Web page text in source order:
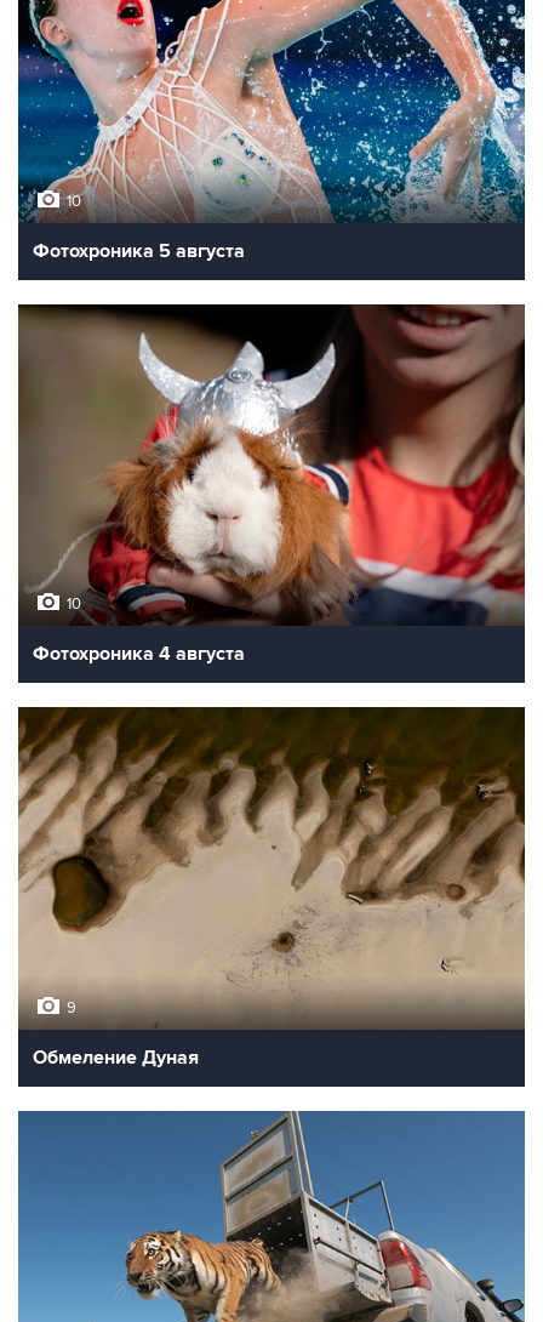
10
Фотохроника 5 августа
10
Фотохроника 4 августа
9
Обмеление Дуная